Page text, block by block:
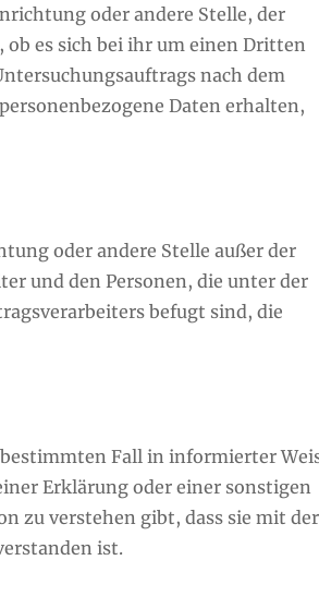
oder andere Stelle, der
es sich bei ihr um einen Dritten
nach dem
Daten erhalten,
oder andere Stelle außer der
und den Personen, die unter der
befugt sind, die
Fall in informierter
Erklärung oder einer sonstigen
zu verstehen gibt, dass sie mit der
ist.